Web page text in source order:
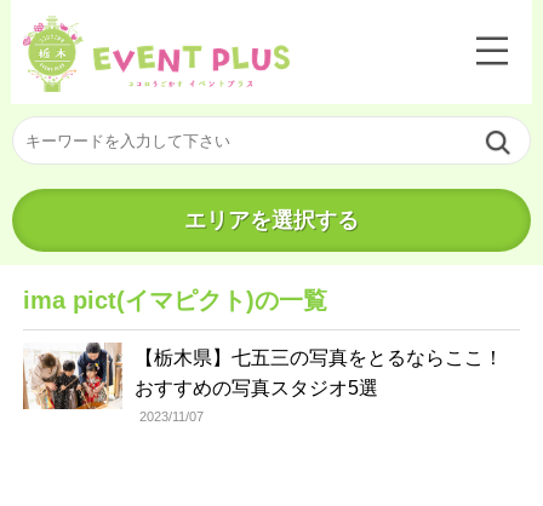
エリアを選択する
ima pict(イマピクト)の一覧
【栃木県】七五三の写真をとるならここ！
おすすめの写真スタジオ5選
2023/11/07